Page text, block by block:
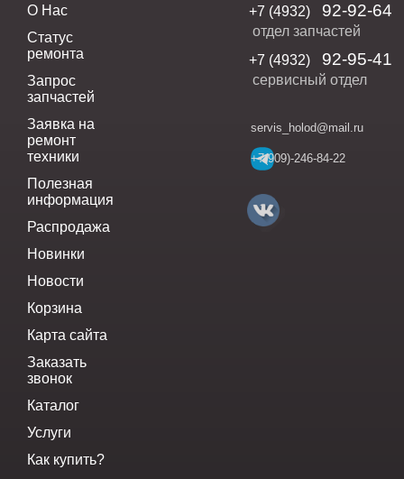
О Нас
Статус
ремонта
Запрос
запчастей
Заявка на
ремонт
техники
Полезная
информация
Распродажа
Новинки
Новости
Корзина
Карта сайта
Заказать
звонок
Каталог
Услуги
Как купить?
+7 (4932) 92-92-64
отдел запчастей
+7 (4932)
92-95-41
сервисный отдел
servis_holod@mail.ru
+7(909)-246-84-22